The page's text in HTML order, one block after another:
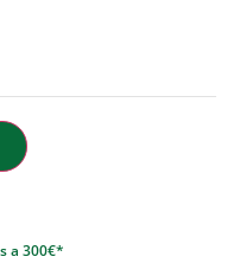
a 300€*